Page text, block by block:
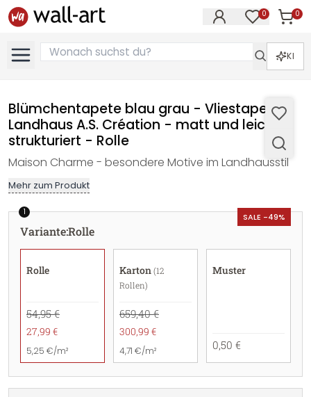
0 0
KI
Blümchentapete blau grau - Vliestapete
Landhaus A.S. Création - matt und leicht
strukturiert - Rolle
Maison Charme - besondere Motive im Landhausstil
Mehr zum Produkt
SALE -49%
1
Variante:Rolle
Rolle
54,95 €
27,99 €
5,25 €/m²
Karton (12
Rollen)
659,40 €
300,99 €
4,71 €/m²
Muster
0,50 €